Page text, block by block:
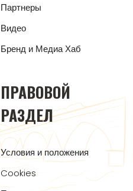
Партнеры
Видео
Бренд и Медиа Хаб
ПРАВОВОЙ
РАЗДЕЛ
Условия и положения
Cookies